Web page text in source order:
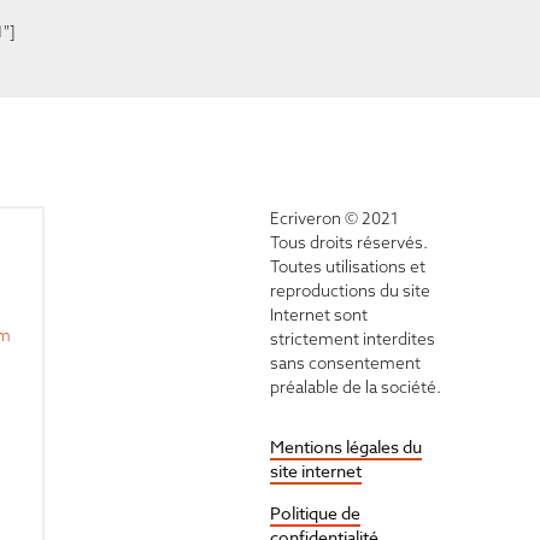
Ecriveron © 2021
Tous droits réservés.
Toutes utilisations et
reproductions du site
Internet sont
strictement interdites
sans consentement
préalable de la société.
Mentions légales du
site internet
Politique de